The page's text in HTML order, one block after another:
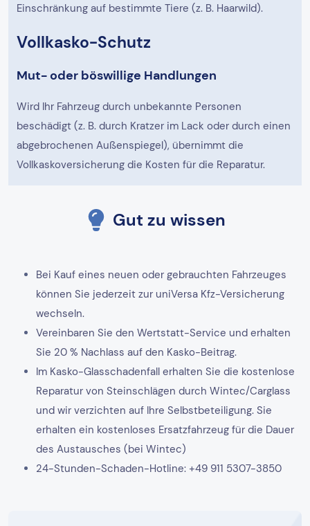
Einschränkung auf bestimmte Tiere (z. B. Haarwild).
Vollkasko-Schutz
Mut- oder böswillige Handlungen
Wird Ihr Fahrzeug durch unbekannte Personen
beschädigt (z. B. durch Kratzer im Lack oder durch einen
abgebrochenen Außenspiegel), übernimmt die
Vollkaskoversicherung die Kosten für die Reparatur.
Gut zu wissen
Bei Kauf eines neuen oder gebrauchten Fahrzeuges
können Sie jederzeit zur uniVersa Kfz-Versicherung
wechseln.
Vereinbaren Sie den Wertstatt-Service und erhalten
Sie 20 % Nachlass auf den Kasko-Beitrag.
Im Kasko-Glasschadenfall erhalten Sie die kostenlose
Reparatur von Steinschlägen durch Wintec/Carglass
und wir verzichten auf Ihre Selbstbeteiligung. Sie
erhalten ein kostenloses Ersatzfahrzeug für die Dauer
des Austausches (bei Wintec)
24-Stunden-Schaden-Hotline: +49 911 5307-3850